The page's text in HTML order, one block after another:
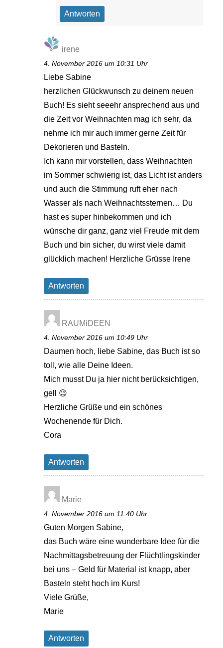
Antworten
irene
4. November 2016 um 10:31 Uhr
Liebe Sabine
herzlichen Glückwunsch zu deinem neuen
Buch! Es sieht seeehr ansprechend aus und
die Zeit vor Weihnachten mag ich sehr, da
nehme ich mir auch immer gerne Zeit für
Dekorieren und Basteln.
Ich kann mir vorstellen, dass Weihnachten
im Sommer schwierig ist, das Licht ist anders
und auch die Stimmung ruft eher nach
Wasser als nach Weihnachtssternen… Du
hast es super hinbekommen und ich
wünsche dir ganz, ganz viel Freude mit dem
Buch und bin sicher, du wirst viele damit
glücklich machen! Herzliche Grüsse Irene
Antworten
RAUMiDEEN
4. November 2016 um 10:49 Uhr
Daumen hoch, liebe Sabine, das Buch ist so
toll, wie alle Deine Ideen.
Mich musst Du ja hier nicht berücksichtigen,
gell 😉
Herzliche Grüße und ein schönes
Wochenende für Dich.
Cora
Antworten
Marie
4. November 2016 um 11:40 Uhr
Guten Morgen Sabine,
das Buch wäre eine wunderbare Idee für die
Nachmittagsbetreuung der Flüchtlingskinder
bei uns – Geld für Material ist knapp, aber
Basteln steht hoch im Kurs!
Viele Grüße,
Marie
Antworten